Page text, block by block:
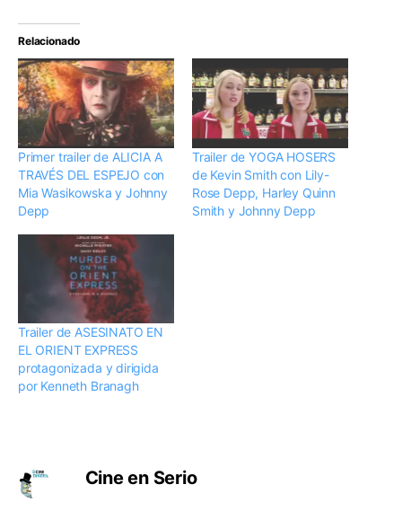
Relacionado
Primer trailer de ALICIA A
TRAVÉS DEL ESPEJO con
Mia Wasikowska y Johnny
Depp
Trailer de YOGA HOSERS
de Kevin Smith con Lily-
Rose Depp, Harley Quinn
Smith y Johnny Depp
Trailer de ASESINATO EN
EL ORIENT EXPRESS
protagonizada y dirigida
por Kenneth Branagh
Cine en Serio